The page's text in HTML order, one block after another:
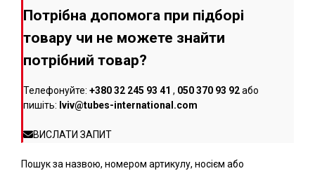
Потрібна допомога при підборі
товару чи не можете знайти
потрібний товар?
Телефонуйте: +380 32 245 93 41 , 050 370 93 92або
пишіть: lviv@tubes-international.com
ВИСЛАТИ ЗАПИТ
Пошук за назвою, номером артикулу, носієм або